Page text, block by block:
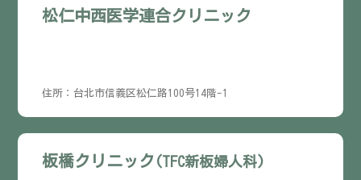
松仁中西医学連合クリニック
住所：台北市信義区松仁路100号14階-1
板橋クリニック (TFC新板婦人科)